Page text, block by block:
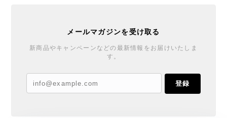
メールマガジンを受け取る
新商品やキャンペーンなどの最新情報をお届けいたしま
す。
登録